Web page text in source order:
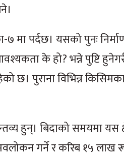
७ मा पर्दछ। यसको पुनः
के हो? भन्ने पुष्टि
छ। पुराना विभिन्न
हुन्। बिदाको समयमा यस
अवलोकन गर्ने र करिब १५